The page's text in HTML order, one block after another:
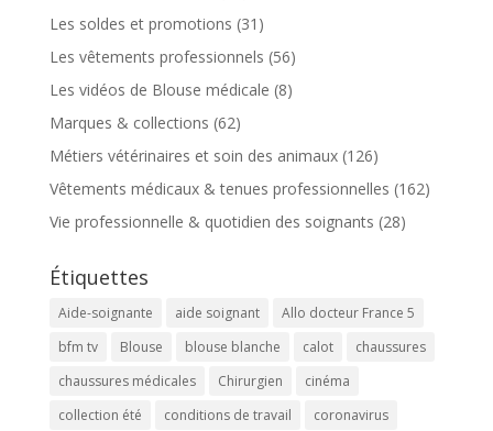
Les soldes et promotions (31)
Les vêtements professionnels (56)
Les vidéos de Blouse médicale (8)
Marques & collections (62)
Métiers vétérinaires et soin des animaux(126)
Vêtements médicaux & tenues professionnelles (162)
Vie professionnelle & quotidien des soignants (28)
Étiquettes
Aide-soignante aide soignant
Allo docteur France 5
bfm tv
Blouse blouse blanche calot
chaussures
chaussures médicales
Chirurgien
cinéma
collection été
conditions de travail
coronavirus